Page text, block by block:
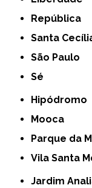
República
Santa
São Paulo
Sé
Hipódromo
Mooca
Parque da
Vila Santa
Jardim